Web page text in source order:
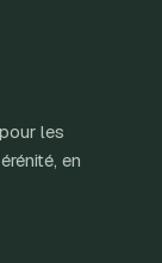
les
en